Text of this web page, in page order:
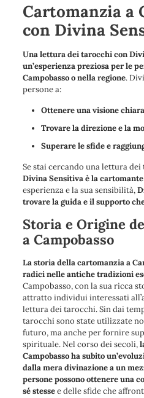
Cartomanzia a
con Divina
Una lettura dei tarocchi con
un’esperienza preziosa per le
Campobasso o nella regione.
persone a:
Ottenere una visione
Trovare la direzione e la
Superare le sfide e
Se stai cercando una lettura
Divina Sensitiva è la
esperienza e la sua sensibilità,
trovare la guida e il supporto
Storia e Origine
a Campobasso
La storia della cartomanzia a
radici nelle antiche tradizioni
Campobasso, con la sua ricca
attratto individui interessati
lettura dei tarocchi. Sin dai
tarocchi sono state utilizzate
futuro, ma anche per fornire
spirituale. Nel corso dei secoli,
Campobasso ha subito
dalla mera divinazione a un
persone possono ottenere una
sé stessee delle sfide che